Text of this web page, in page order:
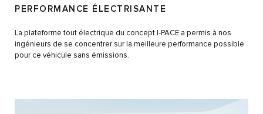
PERFORMANCE ÉLECTRISANTE
La plateforme tout électrique du concept I-PACE a permis à nos
ingénieurs de se concentrer sur la meilleure performance possible
pour ce véhicule sans émissions.